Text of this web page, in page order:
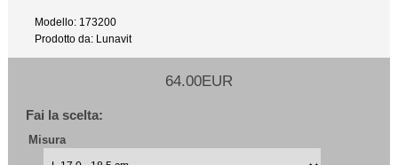
Modello: 173200
Prodotto da: Lunavit
64.00EUR
Fai la scelta:
Misura